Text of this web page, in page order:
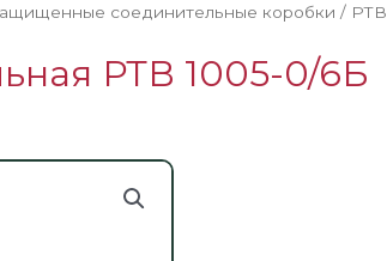
соединительные коробки / РТВ
РТВ 1005-0/6Б